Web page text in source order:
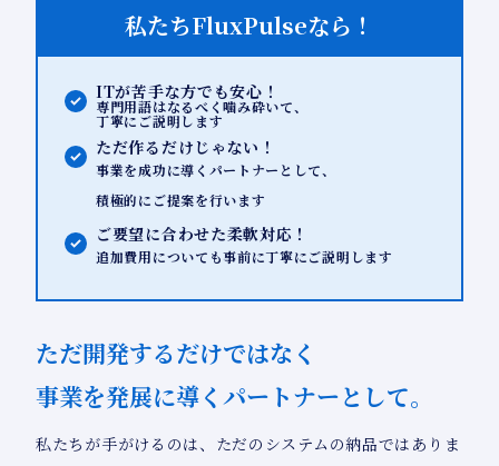
私たちFluxPulseなら！
ITが苦手な方でも安心！
専門用語はなるべく噛み砕いて、
丁寧にご説明します
ただ作るだけじゃない！
事業を成功に導くパートナーとして、
積極的にご提案を行います
ご要望に合わせた柔軟対応！
追加費用についても事前に丁寧にご説明します
ただ開発するだけではなく
事業を発展に導くパートナーとして。
私たちが手がけるのは、ただのシステムの納品ではありま